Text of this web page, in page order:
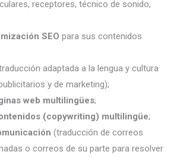
receptores, técnico de sonido,
SEO para sus contenidos
adaptada a la lengua y cultura
y de marketing);
web multilingües;
(copywriting) multilingüe;
(traducción de correos
o correos de su parte para resolver